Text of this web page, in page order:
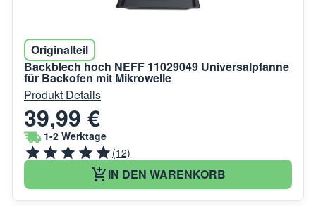
Originalteil
Backblech hoch NEFF 11029049 Universalpfanne
für Backofen mit Mikrowelle
Produkt Details
39,99 €
1-2 Werktage
(12)
IN DEN WARENKORB